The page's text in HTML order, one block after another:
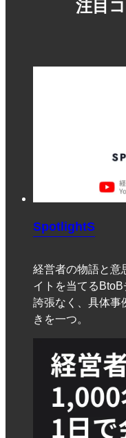
注目
SpotlightS
経営者の物語と意
イトを当てるBtoB
誇張なく、具体事
きを一つ。